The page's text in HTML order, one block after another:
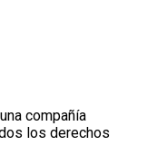
compañía
los derechos